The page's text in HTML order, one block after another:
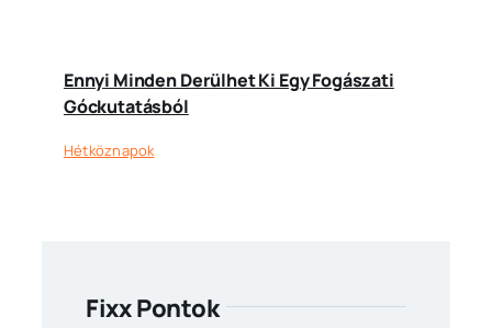
Ennyi Minden Derülhet Ki Egy Fogászati
Góckutatásból
Hétköznapok
Fixx Pontok